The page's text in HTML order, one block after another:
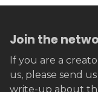
Join the
If you are a
us, please send
write-up about